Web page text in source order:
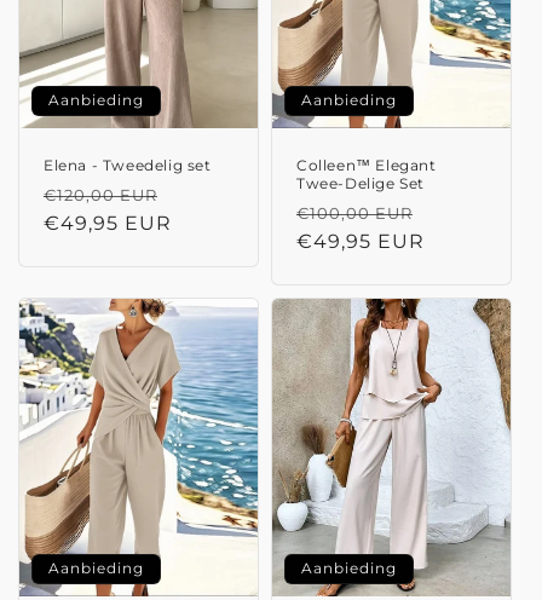
Aanbieding
Elena - Tweedelig set
Normale
prijs
€120,00 EUR
Aanbiedingsprijs
€49,95 EUR
Aanbieding
Colleen™ Elegant
Twee-Delige Set
Normale
prijs
€100,00 EUR
€49,95 EUR
Aanbieding Aanbieding